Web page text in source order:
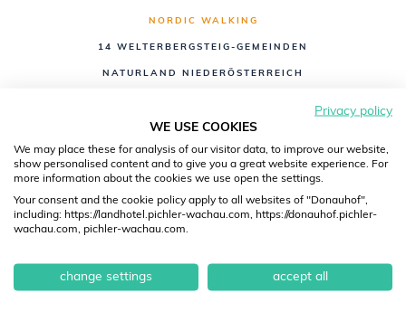
NORDIC WALKING
14 WELTERBERGSTEIG-GEMEINDEN
NATURLAND NIEDERÖSTERREICH
SANDSTRAND EMMERSDORF
SO FINDEN SIE UNS:
Privacy policy
WE USE COOKIES
We may place these for analysis of our visitor data, to improve our website,
show personalised content and to give you a great website experience. For
more information about the cookies we use open the settings.
Your consent and the cookie policy apply to all websites of "Donauhof",
including: https://landhotel.pichler-wachau.com, https://donauhof.pichler-
wachau.com, pichler-wachau.com.
change settings accept all